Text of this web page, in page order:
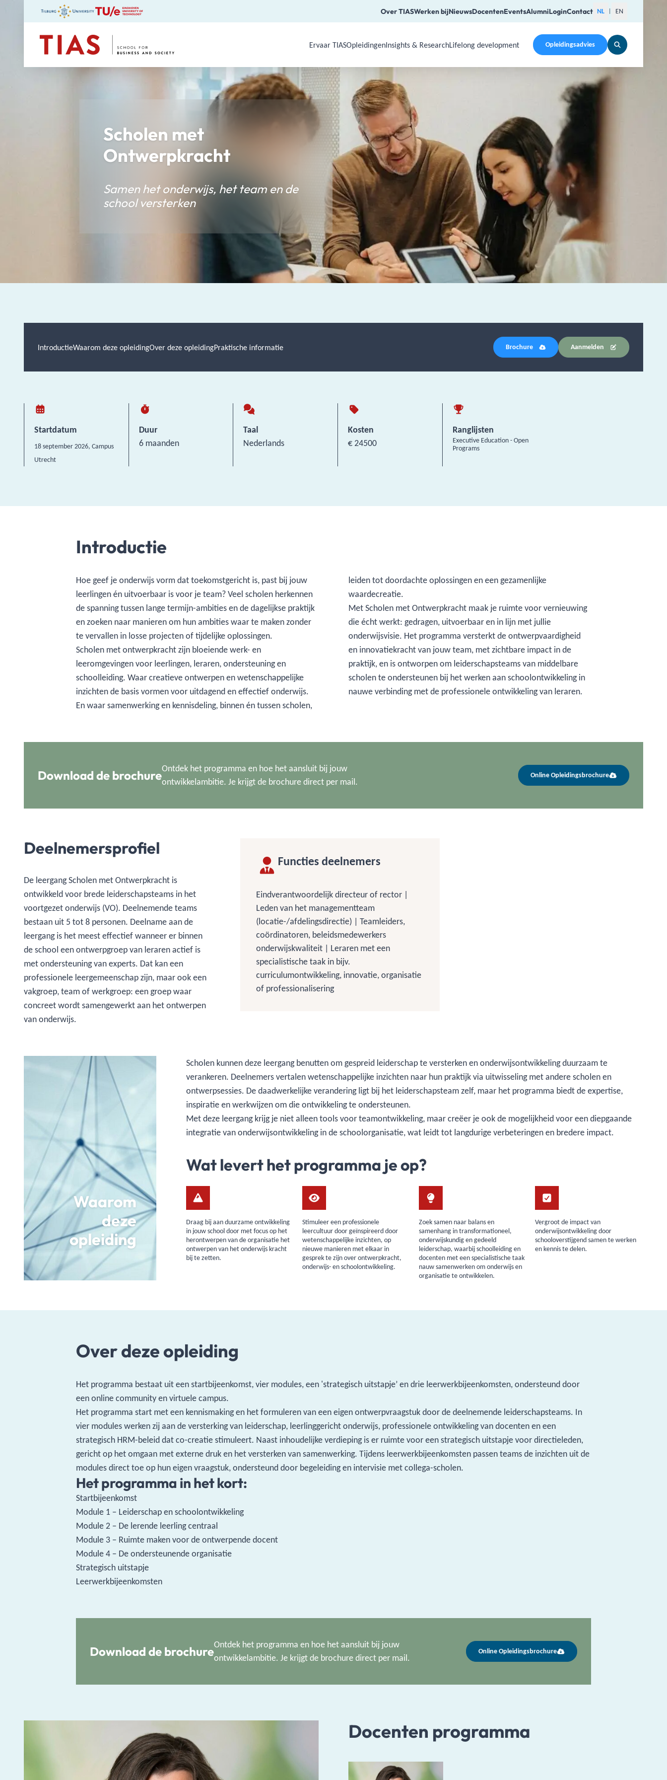
Over TIASWerken bijNieuwsDocentenEventsAlumniLoginContact NL EN
Use Arrow Down, Enter or Space to open a submenu. Use Arrow Up, Home, End to navigate items
Ervaar TIASOpleidingenInsights & ResearchLifelong development Opleidingsadvies
Scholen met
Ontwerpkracht
Samen het onderwijs, het team en de
school versterken
IntroductieWaarom deze opleidingOver deze opleidingPraktische informatie Brochure Aanmelden
Startdatum
18 september 2026, Campus
Utrecht
Duur
6 maanden
Taal
Nederlands
Kosten
€ 24500
Ranglijsten
Executive Education - Open
Programs
Introductie
Hoe geef je onderwijs vorm dat toekomstgericht is, past bij jouw
leerlingen én uitvoerbaar is voor je team? Veel scholen herkennen
de spanning tussen lange termijn-ambities en de dagelijkse praktijk
en zoeken naar manieren om hun ambities waar te maken zonder
te vervallen in losse projecten of tijdelijke oplossingen.
Scholen met ontwerpkracht zijn bloeiende werk- en
leeromgevingen voor leerlingen, leraren, ondersteuning en
schoolleiding. Waar creatieve ontwerpen en wetenschappelijke
inzichten de basis vormen voor uitdagend en effectief onderwijs.
En waar samenwerking en kennisdeling, binnen én tussen scholen,
leiden tot doordachte oplossingen en een gezamenlijke
waardecreatie.
Met Scholen met Ontwerpkracht maak je ruimte voor vernieuwing
die écht werkt: gedragen, uitvoerbaar en in lijn met jullie
onderwijsvisie. Het programma versterkt de ontwerpvaardigheid
en innovatiekracht van jouw team, met zichtbare impact in de
praktijk, en is ontworpen om leiderschapsteams van middelbare
scholen te ondersteunen bij het werken aan schoolontwikkeling in
nauwe verbinding met de professionele ontwikkeling van leraren.
Download de brochureOntdek het programma en hoe het aansluit bij jouw
ontwikkelambitie. Je krijgt de brochure direct per mail.
Online Opleidingsbrochure
Deelnemersprofiel
De leergang Scholen met Ontwerpkracht is
ontwikkeld voor brede leiderschapsteams in het
voortgezet onderwijs (VO). Deelnemende teams
bestaan uit 5 tot 8 personen. Deelname aan de
leergang is het meest effectief wanneer er binnen
de school een ontwerpgroep van leraren actief is
met ondersteuning van experts. Dat kan een
professionele leergemeenschap zijn, maar ook een
vakgroep, team of werkgroep: een groep waar
concreet wordt samengewerkt aan het ontwerpen
van onderwijs.
Functies deelnemers
Eindverantwoordelijk directeur of rector |
Leden van het managementteam
(locatie-/afdelingsdirectie) | Teamleiders,
coördinatoren, beleidsmedewerkers
onderwijskwaliteit | Leraren met een
specialistische taak in bijv.
curriculumontwikkeling, innovatie, organisatie
of professionalisering
Waarom
deze
opleiding
Scholen kunnen deze leergang benutten om gespreid leiderschap te versterken en onderwijsontwikkeling duurzaam te
verankeren. Deelnemers vertalen wetenschappelijke inzichten naar hun praktijk via uitwisseling met andere scholen en
ontwerpsessies. De daadwerkelijke verandering ligt bij het leiderschapsteam zelf, maar het programma biedt de expertise,
inspiratie en werkwijzen om die ontwikkeling te ondersteunen.
Met deze leergang krijg je niet alleen tools voor teamontwikkeling, maar creëer je ook de mogelijkheid voor een diepgaande
integratie van onderwijsontwikkeling in de schoolorganisatie, wat leidt tot langdurige verbeteringen en bredere impact.
Wat levert het programma je op?
Draag bij aan duurzame ontwikkeling
in jouw school door met focus op het
herontwerpen van de organisatie het
ontwerpen van het onderwijs kracht
bij te zetten.
Stimuleer een professionele
leercultuur door geïnspireerd door
wetenschappelijke inzichten, op
nieuwe manieren met elkaar in
gesprek te zijn over ontwerpkracht,
onderwijs- en schoolontwikkeling.
Zoek samen naar balans en
samenhang in transformationeel,
onderwijskundig en gedeeld
leiderschap, waarbij schoolleiding en
docenten met een specialistische taak
nauw samenwerken om onderwijs en
organisatie te ontwikkelen.
Vergroot de impact van
onderwijsontwikkeling door
schooloverstijgend samen te werken
en kennis te delen.
Over deze opleiding
Het programma bestaat uit een startbijeenkomst, vier modules, een 'strategisch uitstapje’ en drie leerwerkbijeenkomsten, ondersteund door
een online community en virtuele campus.
Het programma start met een kennismaking en het formuleren van een eigen ontwerpvraagstuk door de deelnemende leiderschapsteams. In
vier modules werken zij aan de versterking van leiderschap, leerlinggericht onderwijs, professionele ontwikkeling van docenten en een
strategisch HRM-beleid dat co-creatie stimuleert. Naast inhoudelijke verdieping is er ruimte voor een strategisch uitstapje voor directieleden,
gericht op het omgaan met externe druk en het versterken van samenwerking. Tijdens leerwerkbijeenkomsten passen teams de inzichten uit de
modules direct toe op hun eigen vraagstuk, ondersteund door begeleiding en intervisie met collega-scholen.
Het programma in het kort:
Startbijeenkomst
Module 1 – Leiderschap en schoolontwikkeling
Module 2 – De lerende leerling centraal
Module 3 – Ruimte maken voor de ontwerpende docent
Module 4 – De ondersteunende organisatie
Strategisch uitstapje
Leerwerkbijeenkomsten
Download de brochureOntdek het programma en hoe het aansluit bij jouw
ontwikkelambitie. Je krijgt de brochure direct per mail.
Online Opleidingsbrochure
Docenten programma